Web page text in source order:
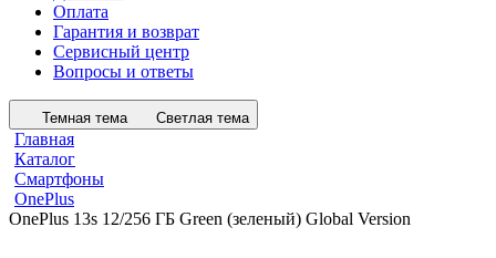
Оплата
Гарантия и возврат
Сервисный центр
Вопросы и ответы
Темная тема Светлая тема
Главная
Каталог
Смартфоны
OnePlus
OnePlus 13s 12/256 ГБ Green (зеленый) Global Version